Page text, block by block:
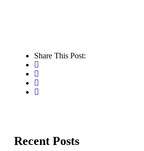
Share This Post:
Recent Posts